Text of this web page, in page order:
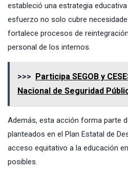
estableció una estrategia
esfuerzo no solo cubre
fortalece procesos de
personal de los internos.
>>> Participa SEGOB y
Nacional de Seguridad
Además, esta acción forma parte
planteados en el Plan Estatal de
acceso equitativo a la educación
posibles.